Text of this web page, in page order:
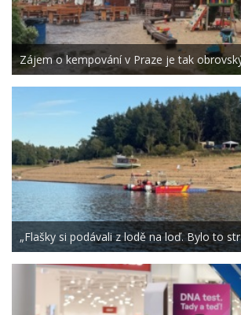
Zájem o kempování v Praze je tak
„Flašky si podávali z lodě na loď. Bylo to